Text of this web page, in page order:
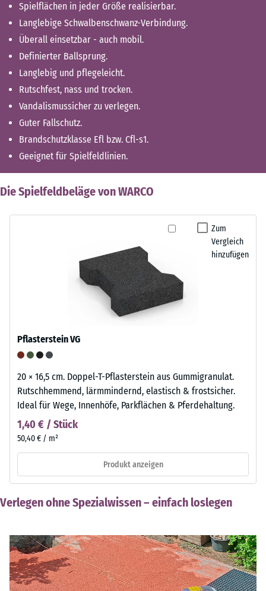
Spielflächen in jeder Größe realisierbar.
Langlebige Schwalbenschwanz-Verbindung.
Überall einsetzbar - auch mobil.
Definierter Ballsprung.
Langlebig und pflegeleicht.
Rutschfest, nass und trocken.
Vandalismussicher zu verlegen.
Guter Fallschutz.
Brandschutzklasse Efl bzw. Cfl-s1.
Geeignet für Spielfeldlinien.
Die Spielfeldbeläge von WARCO
Zum
Vergleich
hinzufügen
Pflasterstein VG
20 × 16,5 cm. Doppel-T-Pflasterstein aus Gummigranulat.
Rutschhemmend, lärmmindernd, elastisch & frostsicher.
Ideal für Wege, Innenhöfe, Parkflächen & Pferdehaltung.
1,40 € / Stück
50,40 € / m²
Produkt anzeigen
Verlegen ohne Spezialwissen – einfach loslegen